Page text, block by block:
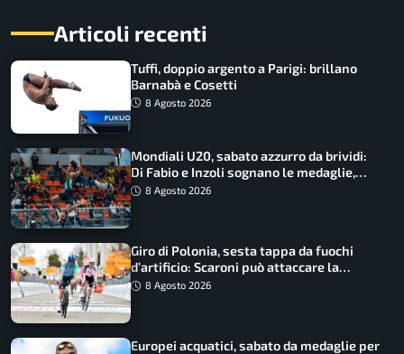
Articoli recenti
Tuffi, doppio argento a Parigi: brillano
Barnabà e Cosetti
8 Agosto 2026
Mondiali U20, sabato azzurro da brividi:
Di Fabio e Inzoli sognano le medaglie,
Castellani e Succo in finale
8 Agosto 2026
Giro di Polonia, sesta tappa da fuochi
d’artificio: Scaroni può attaccare la
maglia di Lemmen
8 Agosto 2026
Europei acquatici, sabato da medaglie per